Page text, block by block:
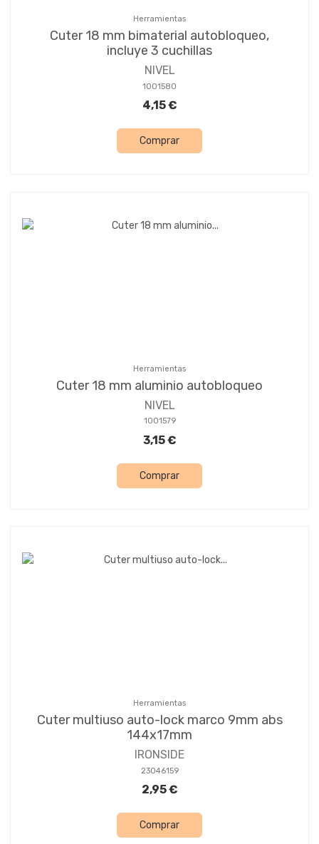
Herramientas
Cuter 18 mm bimaterial autobloqueo,
incluye 3 cuchillas
NIVEL
1001580
4,15 €
Comprar
Herramientas
Cuter 18 mm aluminio autobloqueo
NIVEL
1001579
3,15 €
Comprar
Herramientas
Cuter multiuso auto-lock marco 9mm abs
144x17mm
IRONSIDE
23046159
2,95 €
Comprar